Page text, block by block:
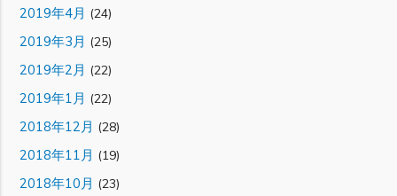
2019年4月 (24)
2019年3月 (25)
2019年2月 (22)
2019年1月 (22)
2018年12月 (28)
2018年11月 (19)
2018年10月 (23)